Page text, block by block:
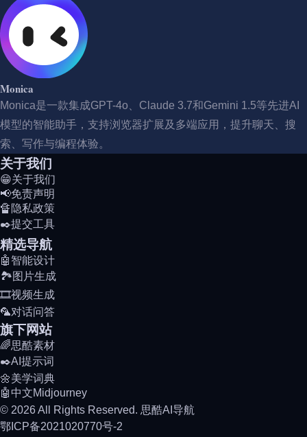
Monica
Monica是一款集成GPT-4o、Claude 3.7和Gemini 1.5等先进AI
模型的智能助手，支持浏览器扩展及多端应用，提升聊天、搜
索、写作与编程体验。
关于我们
😁关于我们
📢免责声明
🔏隐私政策
✒️提交工具
精选导航
🤖智能设计
🏞️图片生成
🎞️视频生成
🦜对话问答
旗下网站
🌈思酷素材
✒️AI提示词
🌼美学词典
🤖中文Midjourney
© 2026 All Rights Reserved. 思酷AI导航
鄂ICP备2021020770号-2